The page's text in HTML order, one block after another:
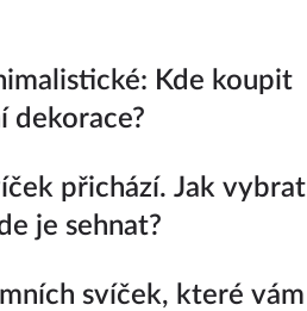
Kde koupit
dekorace?
přichází. Jak vybrat
je sehnat?
svíček, které vám